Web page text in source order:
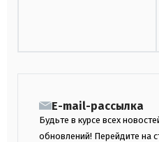
E-mail-рассылка
Будьте в курсе всех
обновлений! Перейдите на